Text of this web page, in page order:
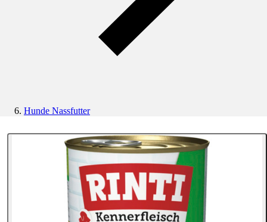
Hunde Nassfutter